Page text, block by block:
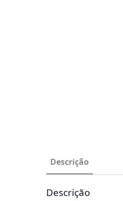
Descrição
Descrição